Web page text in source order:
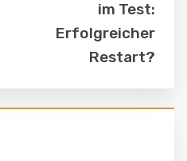
im Test:
Erfolgreicher
Restart?